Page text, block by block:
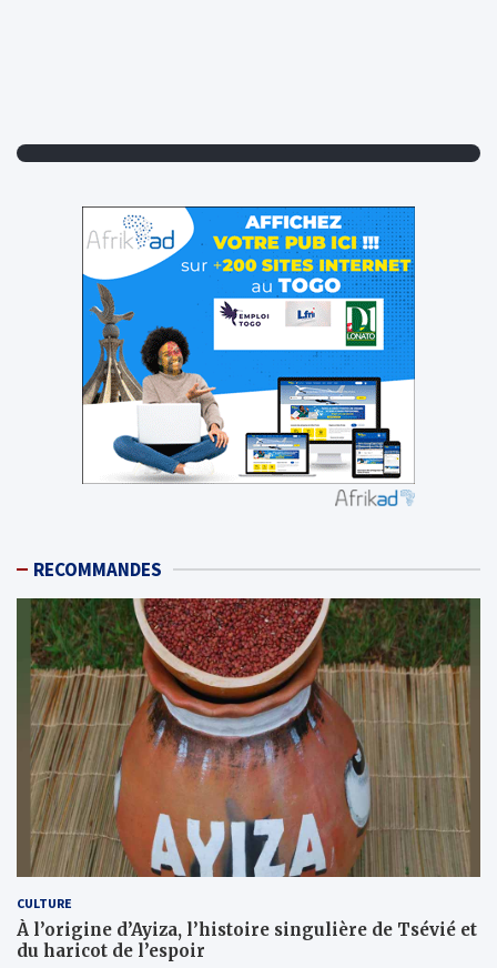
RECOMMANDES
CULTURE
À l’origine d’Ayiza, l’histoire singulière de Tsévié et
du haricot de l’espoir